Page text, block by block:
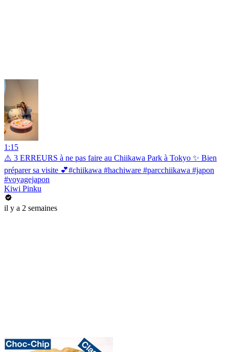
1:15
⚠️ 3 ERREURS à ne pas faire au Chiikawa Park à Tokyo ✨ Bien
préparer sa visite 💕#chiikawa #hachiware #parcchiikawa #japon
#voyagejapon
Kiwi Pinku
il y a 2 semaines